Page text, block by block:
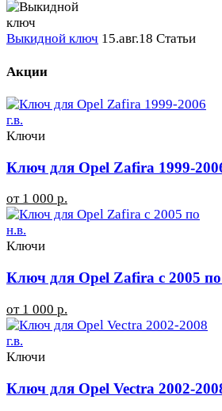
Выкидной ключ 15.авг.18 Статьи
Акции
Ключи
Ключ для Opel Zafira 1999-
от 1 000 р.
Ключи
Ключ для Opel Zafira с 2005
от 1 000 р.
Ключи
Ключ для Opel Vectra 2002-